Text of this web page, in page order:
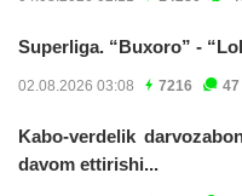
Superliga. “Buxoro” -
02.08.2026 03:08 7216 47
Kabo-verdelik
davom ettirishi...